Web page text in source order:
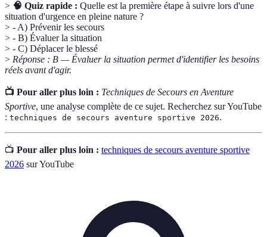
> 🧠 Quiz rapide : Quelle est la première étape à suivre lors d'une
situation d'urgence en pleine nature ?
> - A) Prévenir les secours
> - B) Évaluer la situation
> - C) Déplacer le blessé
> Réponse : B — Évaluer la situation permet d'identifier les besoins
réels avant d'agir.
📺 Pour aller plus loin : Techniques de Secours en Aventure
Sportive, une analyse complète de ce sujet. Recherchez sur YouTube
: techniques de secours aventure sportive 2026.
📺 Pour aller plus loin : techniques de secours aventure sportive
2026 sur YouTube